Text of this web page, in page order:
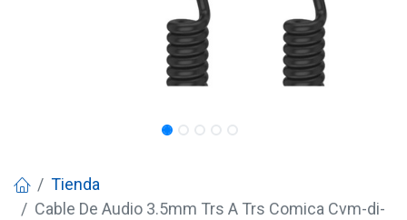
Tienda
Cable De Audio 3.5mm Trs A Trs Comica Cvm-di-